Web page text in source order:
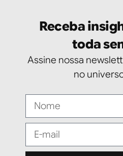
Receba
toda
Assine nossa
no